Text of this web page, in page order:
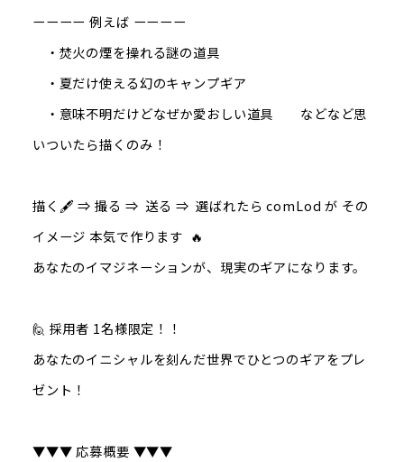
ーーーー 例えば ーーーー
・焚火の煙を操れる謎の道具
・夏だけ使える幻のキャンプギア
・意味不明だけどなぜか愛おしい道具 などなど思
いついたら描くのみ！
描く🖋 ⇒ 撮る ⇒ 送る ⇒ 選ばれたら comLod が その
イメージ 本気で作ります 🔥
あなたのイマジネーションが、現実のギアになります。
🙋 採用者 1名様限定！！
あなたのイニシャルを刻んだ世界でひとつのギアをプレ
ゼント！
▼▼▼ 応募概要 ▼▼▼